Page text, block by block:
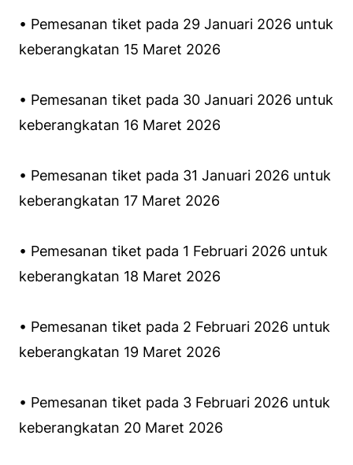
• Pemesanan tiket pada 29 Januari 2026 untuk
keberangkatan 15 Maret 2026
• Pemesanan tiket pada 30 Januari 2026 untuk
keberangkatan 16 Maret 2026
• Pemesanan tiket pada 31 Januari 2026 untuk
keberangkatan 17 Maret 2026
• Pemesanan tiket pada 1 Februari 2026 untuk
keberangkatan 18 Maret 2026
• Pemesanan tiket pada 2 Februari 2026 untuk
keberangkatan 19 Maret 2026
• Pemesanan tiket pada 3 Februari 2026 untuk
keberangkatan 20 Maret 2026